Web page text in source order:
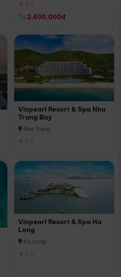
★ 5.0
Từ 2,400,000đ
Vinpearl Resort & Spa Nha
Trang Bay
Nha Trang
★ 5.0
Vinpearl Resort & Spa Ha
Long
Hạ Long
★ 5.0